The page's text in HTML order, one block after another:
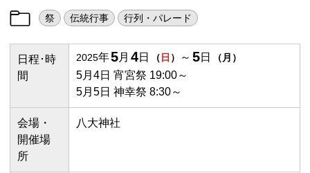
祭 伝統行事 行列・パレード
日程･時
間
2025年5月 4日 （ 日 ） ～ 5日 （ 月 ）
5月4日 宵宮祭 19:00～
5月5日 神幸祭 8:30～
会場・
開催場
所
八大神社